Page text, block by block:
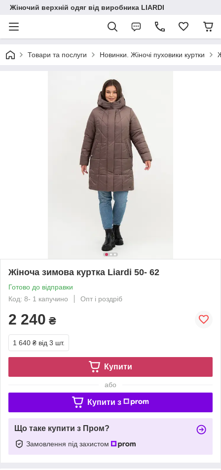
Жіночий верхній одяг від виробника LIARDI
Товари та послуги Новинки. Жіночі пуховики куртки
Жіноча зимова куртка Liardi 50- 62
Готово до відправки
Код: 8- 1 капучино
Опт і роздріб
2 240 ₴
1 640 ₴ від 3 шт.
Купити
або
Купити з
Що таке купити з Пром?
Замовлення під захистом